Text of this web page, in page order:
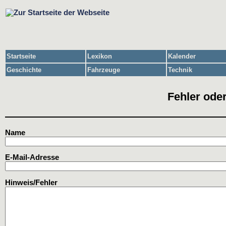
Startseite Lexikon
Kalender
Geschichte
Fahrzeuge Technik
Fehler
Name
E-Mail-Adresse
Hinweis/Fehler